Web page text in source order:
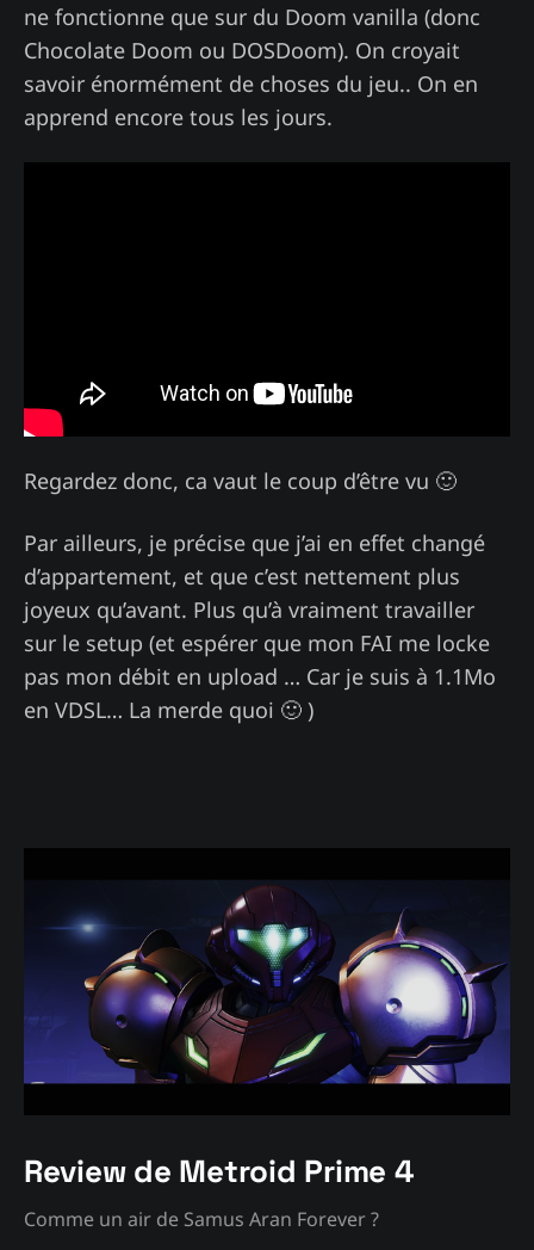
ne fonctionne que sur du Doom vanilla (donc
Chocolate Doom ou DOSDoom). On croyait
savoir énormément de choses du jeu.. On en
apprend encore tous les jours.
Regardez donc, ca vaut le coup d’être vu 🙂
Par ailleurs, je précise que j’ai en effet changé
d’appartement, et que c’est nettement plus
joyeux qu’avant. Plus qu’à vraiment travailler
sur le setup (et espérer que mon FAI me locke
pas mon débit en upload … Car je suis à 1.1Mo
en VDSL… La merde quoi 🙂 )
Review de Metroid Prime 4
Comme un air de Samus Aran Forever ?